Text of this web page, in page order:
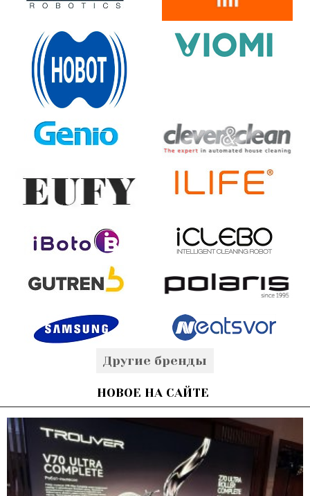
Другие бренды
НОВОЕ НА САЙТЕ